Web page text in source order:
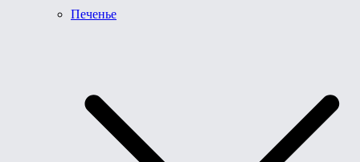
Печенье